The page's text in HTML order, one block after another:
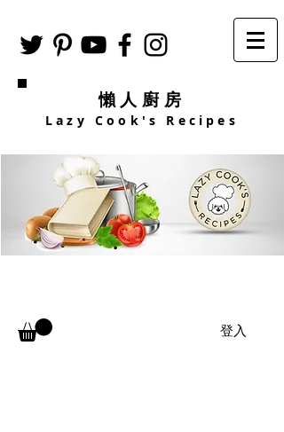
懶人廚房
Lazy Cook's Recipes
登入